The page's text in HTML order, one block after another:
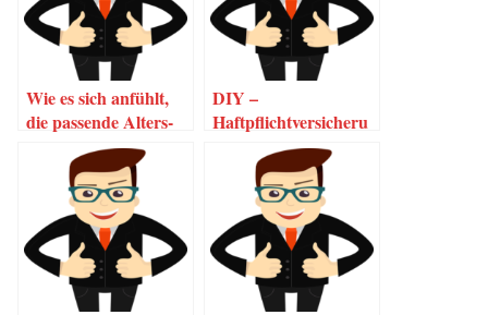
Wie es sich anfühlt,
die pas­sen­de Alters­
vor­sor­ge gefun­den
zu haben…
DIY –
Haftpflichtversicheru